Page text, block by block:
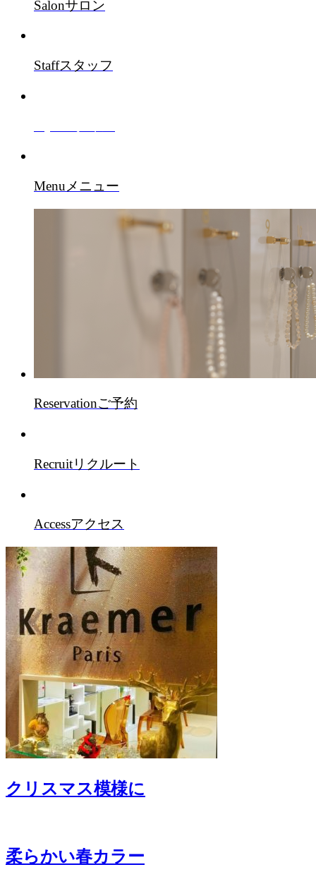
Salonサロン
Staffスタッフ
Menu メニュー
Reservationご予約
Recruitリクルート
Accessアクセス
クリスマス模様に
柔らかい春カラー